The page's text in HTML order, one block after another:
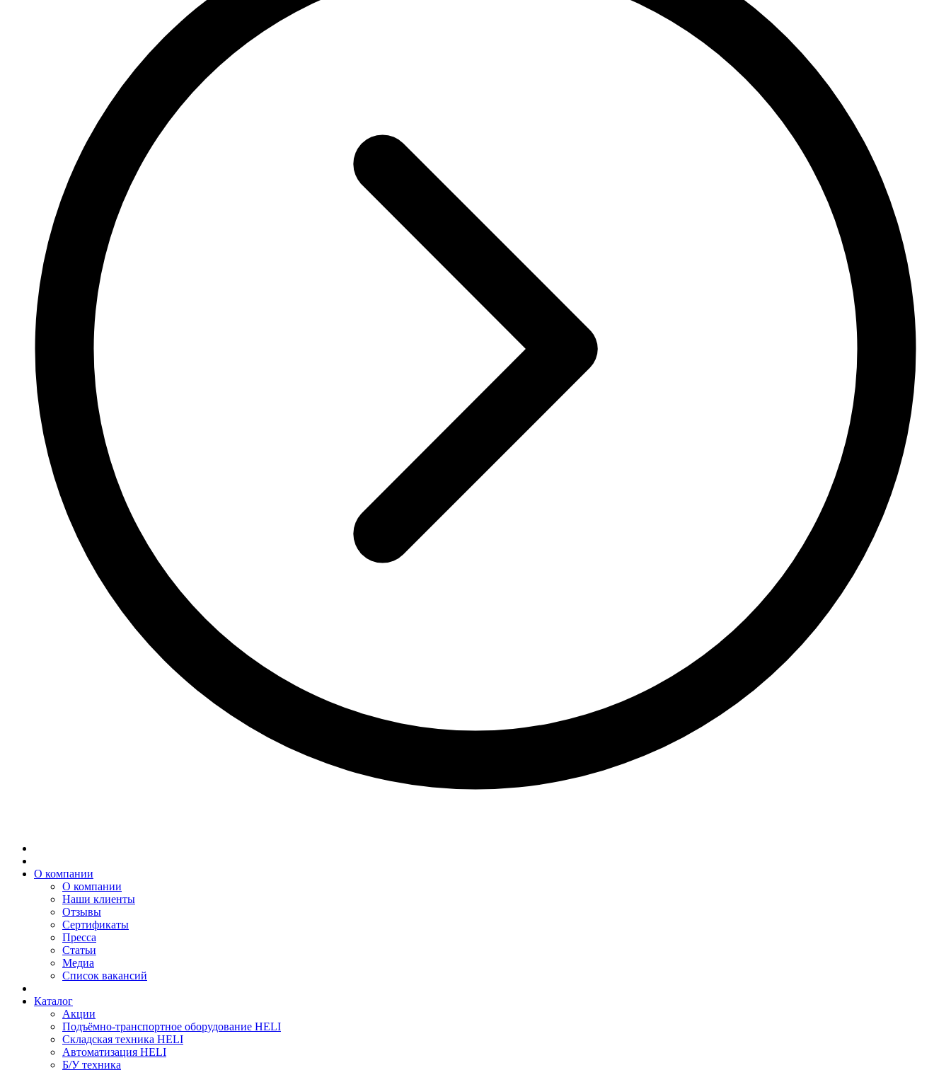
О компании
О компании
Наши клиенты
Отзывы
Сертификаты
Пресса
Статьи
Медиа
Список вакансий
Каталог
Акции
Подъёмно-транспортное оборудование HELI
Складская техника HELI
Автоматизация HELI
Б/У техника